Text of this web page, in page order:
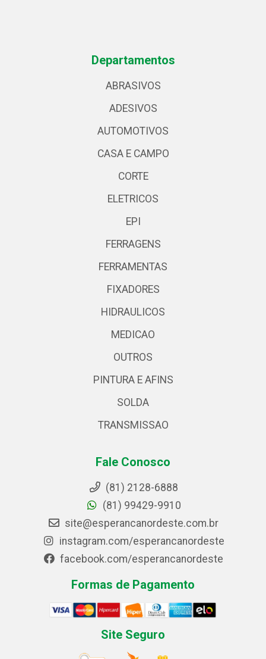
Departamentos
ABRASIVOS
ADESIVOS
AUTOMOTIVOS
CASA E CAMPO
CORTE
ELETRICOS
EPI
FERRAGENS
FERRAMENTAS
FIXADORES
HIDRAULICOS
MEDICAO
OUTROS
PINTURA E AFINS
SOLDA
TRANSMISSAO
Fale Conosco
(81) 2128-6888
(81) 99429-9910
site@esperancanordeste.com.br
instagram.com/esperancanordeste
facebook.com/esperancanordeste
Formas de Pagamento
Site Seguro